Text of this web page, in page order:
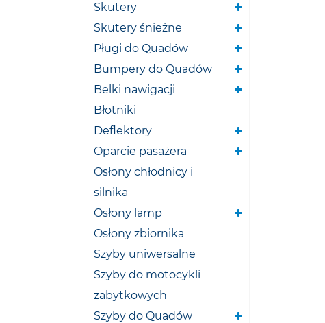
Skutery
Skutery śnieżne
Pługi do Quadów
Bumpery do Quadów
Belki nawigacji
Błotniki
Deflektory
Oparcie pasażera
Osłony chłodnicy i
silnika
Osłony lamp
Osłony zbiornika
Szyby uniwersalne
Szyby do motocykli
zabytkowych
Szyby do Quadów